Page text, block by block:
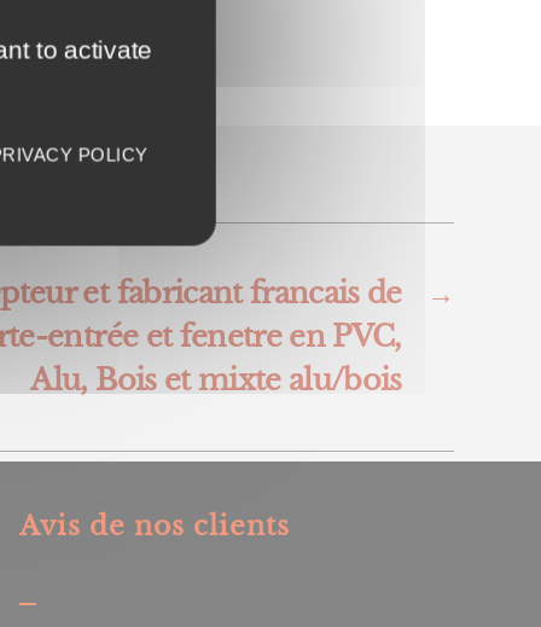
→
et fabricant francais de
entrée et fenetre en PVC,
Alu, Bois et mixte alu/bois
Avis de nos clients
to activate
POLICY